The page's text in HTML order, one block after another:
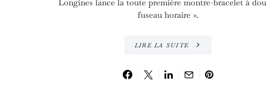
Longines lance la toute première montre-bracelet à
fuseau horaire ».
LIRE LA SUITE